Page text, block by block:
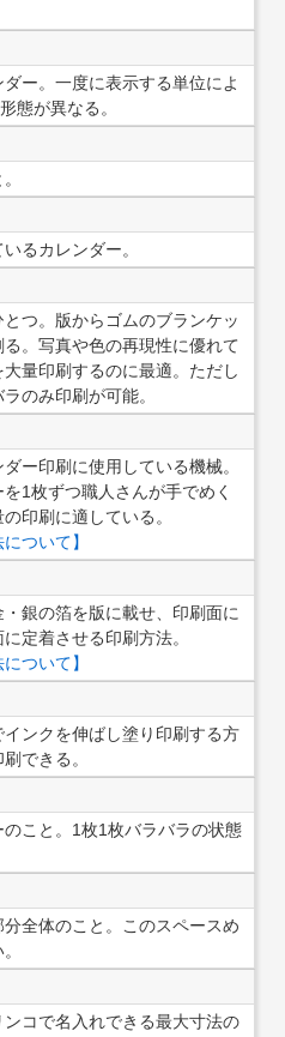
ー。一度に表示する単位によ
態が異なる。
るカレンダー。
つ。版からゴムのブランケッ
。写真や色の再現性に優れて
量印刷するのに最適。ただし
のみ印刷が可能。
ー印刷に使用している機械。
1枚ずつ職人さんが手でめく
印刷に適している。
ついて】
銀の箔を版に載せ、印刷面に
定着させる印刷方法。
ついて】
ンクを伸ばし塗り印刷する方
できる。
こと。1枚1枚バラバラの状態
全体のこと。このスペースめ
コで名入れできる最大寸法の